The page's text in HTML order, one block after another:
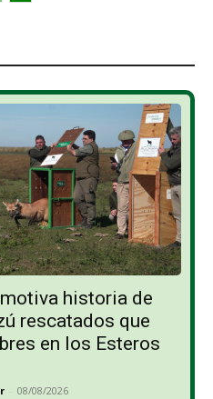
historia de
rescatados que
en los Esteros
- 08/08/2026